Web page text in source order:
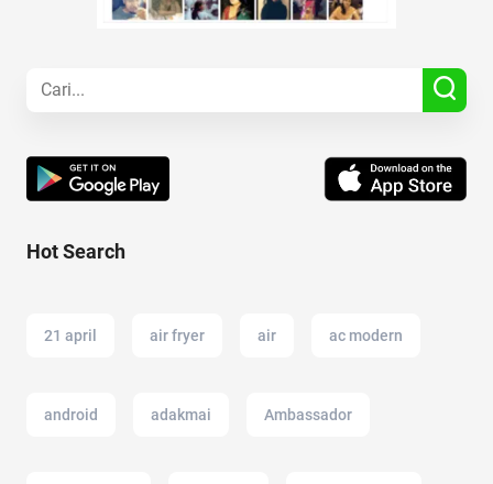
Hot Search
21 april air fryer air ac modern
android adakmai Ambassador